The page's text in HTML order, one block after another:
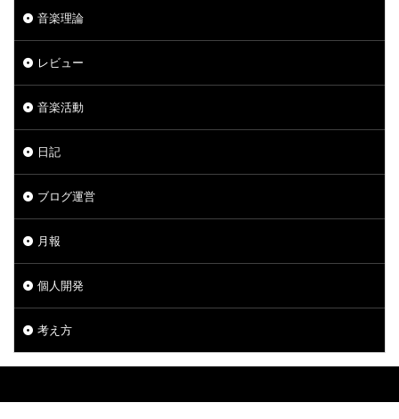
音楽理論
レビュー
音楽活動
日記
ブログ運営
月報
個人開発
考え方